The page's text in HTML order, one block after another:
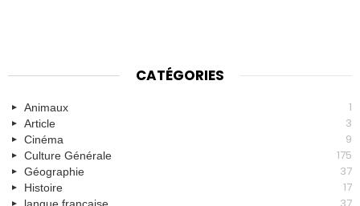
CATÉGORIES
Animaux 1
Article 3
Cinéma 9
Culture Générale 175
Géographie 37
Histoire 17